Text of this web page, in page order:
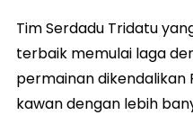
Tim Serdadu Tridatu
terbaik memulai laga
permainan dikendalikan
kawan dengan lebih